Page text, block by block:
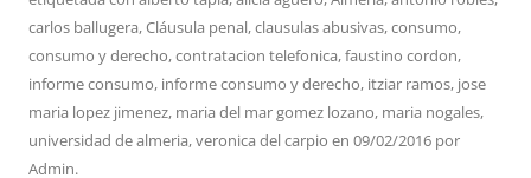
carlos ballugera,Cláusula penal,clausulas abusivas,consumo,
consumo y derecho,contratacion telefonica,faustino cordon,
informe consumo, informe consumo y derecho, itziar ramos, jose
maria lopez jimenez, maria del mar gomez lozano, maria nogales,
universidad de almeria,veronica del carpio en 09/02/2016 por
Admin.